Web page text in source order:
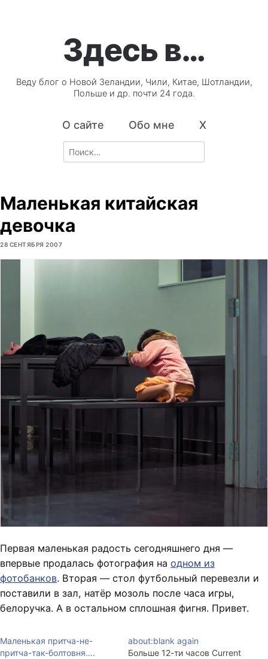
Здесь в…
Веду блог о Новой Зеландии, Чили, Китае, Шотландии,
Польше и др. почти 24 года.
О сайте Обо мне X
Search
for:
Маленькая китайская
девочка
28 СЕНТЯБРЯ 2007
Первая маленькая радость сегодняшнего дня —
впервые продалась фотография на одном из
фотобанков. Вторая — стол футбольный перевезли и
поставили в зал, натёр мозоль после часа игры,
белоручка. А в остальном сплошная фигня. Привет.
Маленькая притча-не-
притча-так-болтовня….
about:blank again
Больше 12-ти часов Current